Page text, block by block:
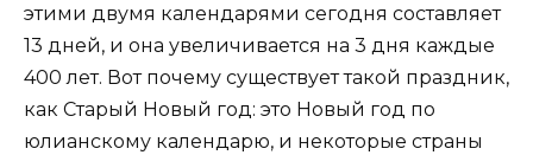
этими двумя календарями сегодня составляет
13 дней, и она увеличивается на 3 дня каждые
400 лет. Вот почему существует такой праздник,
как Старый Новый год: это Новый год по
юлианскому календарю, и некоторые страны